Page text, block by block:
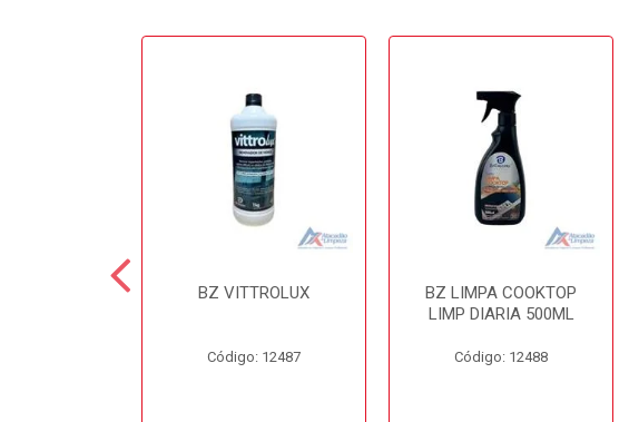
BZ VITTROLUX
Código: 12487
BZ LIMPA COOKTOP
LIMP DIARIA 500ML
Código: 12488